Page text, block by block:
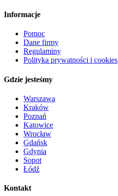
Informacje
Pomoc
Dane firmy
Regulaminy
Polityka prywatności i cookies
Gdzie jesteśmy
Warszawa
Kraków
Poznań
Katowice
Wrocław
Gdańsk
Gdynia
Sopot
Łódź
Kontakt